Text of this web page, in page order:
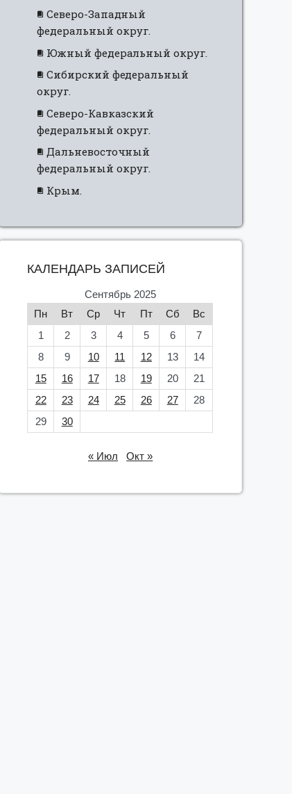
Северо-Западный
федеральный округ.
Южный федеральный округ.
Сибирский федеральный
округ.
Северо-Кавказский
федеральный округ.
Дальневосточный
федеральный округ.
Крым.
КАЛЕНДАРЬ ЗАПИСЕЙ
Сентябрь 2025
Пн
Вт Ср Чт Пт Сб
Вс
1
2 3 4 5 6
7
8
9 10 11 12 13
14
15
16 17 18 19 20
21
22
23 24 25 26 27
28
29
30
« Июл Окт »